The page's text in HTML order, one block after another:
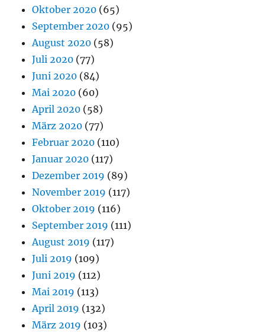
Oktober 2020 (65)
September 2020 (95)
August 2020 (58)
Juli 2020 (77)
Juni 2020 (84)
Mai 2020 (60)
April 2020 (58)
März 2020 (77)
Februar 2020 (110)
Januar 2020 (117)
Dezember 2019 (89)
November 2019 (117)
Oktober 2019 (116)
September 2019 (111)
August 2019 (117)
Juli 2019 (109)
Juni 2019 (112)
Mai 2019 (113)
April 2019 (132)
März 2019 (103)